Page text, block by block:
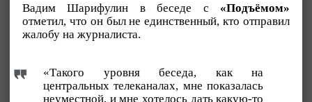
Вадим Шарифулин в беседе с «Подъёмом»
отметил, что он был не единственный, кто отправил
жалобу на журналиста.
«Такого уровня беседа, как на
центральных телеканалах, мне показалась
неуместной, и мне хотелось дать какую-то